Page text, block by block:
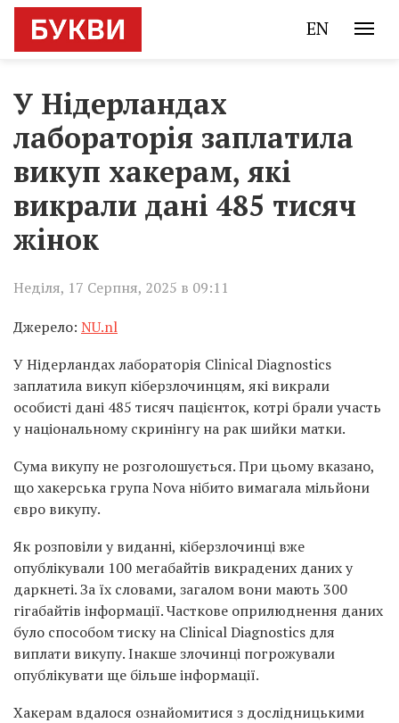
EN
У Нідерландах
лабораторія заплатила
викуп хакерам, які
викрали дані 485 тисяч
жінок
Неділя, 17 Серпня, 2025 в 09:11
Джерело: NU.nl
У Нідерландах лабораторія Clinical Diagnostics
заплатила викуп кіберзлочинцям, які викрали
особисті дані 485 тисяч пацієнток, котрі брали участь
у національному скринінгу на рак шийки матки.
Сума викупу не розголошується. При цьому вказано,
що хакерська група Nova нібито вимагала мільйони
євро викупу.
Як розповіли у виданні, кіберзлочинці вже
опублікували 100 мегабайтів викрадених даних у
даркнеті. За їх словами, загалом вони мають 300
гігабайтів інформації. Часткове оприлюднення даних
було способом тиску на Clinical Diagnostics для
виплати викупу. Інакше злочинці погрожували
опублікувати ще більше інформації.
Хакерам вдалося ознайомитися з дослідницькими